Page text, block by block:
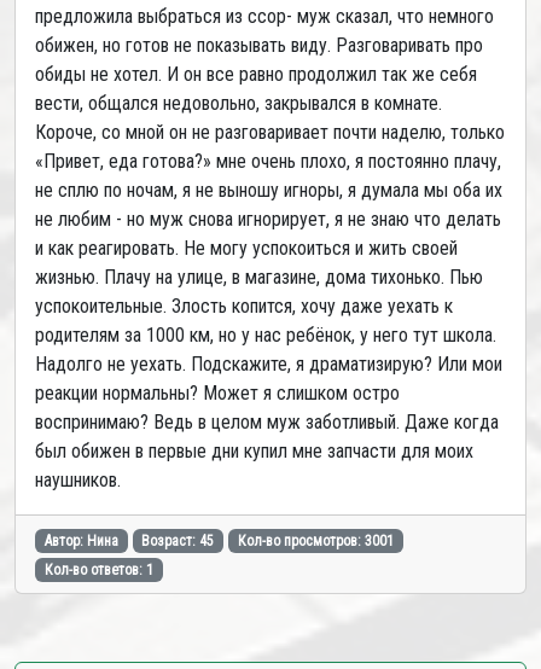
предложила выбраться из ссор- муж сказал, что немного
обижен, но готов не показывать виду. Разговаривать про
обиды не хотел. И он все равно продолжил так же себя
вести, общался недовольно, закрывался в комнате.
Короче, со мной он не разговаривает почти наделю, только
«Привет, еда готова?» мне очень плохо, я постоянно плачу,
не сплю по ночам, я не выношу игноры, я думала мы оба их
не любим - но муж снова игнорирует, я не знаю что делать
и как реагировать. Не могу успокоиться и жить своей
жизнью. Плачу на улице, в магазине, дома тихонько. Пью
успокоительные. Злость копится, хочу даже уехать к
родителям за 1000 км, но у нас ребёнок, у него тут школа.
Надолго не уехать. Подскажите, я драматизирую? Или мои
реакции нормальны? Может я слишком остро
воспринимаю? Ведь в целом муж заботливый. Даже когда
был обижен в первые дни купил мне запчасти для моих
наушников.
Автор: Нина Возраст: 45
Кол-во просмотров: 3001
Кол-во ответов: 1